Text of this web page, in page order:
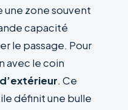
une zone souvent
capacité
le passage. Pour
avec le coin
. Ce
définit une bulle